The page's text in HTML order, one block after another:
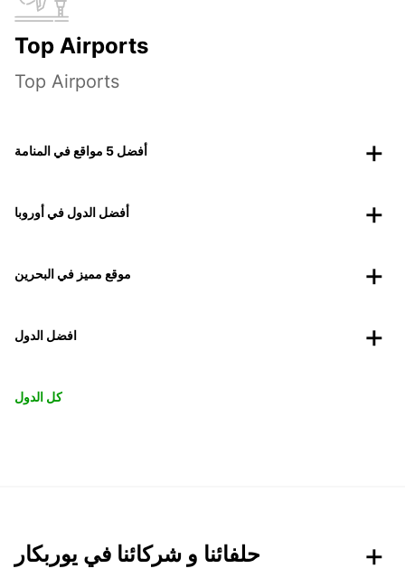
Top Airports
Top Airports
أفضل 5 مواقع في المنامة
أفضل الدول في أوروبا
موقع مميز في البحرين
افضل الدول
كل الدول
حلفائنا و شركائنا في يوربكار